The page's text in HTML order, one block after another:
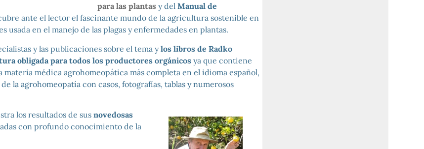
para las plantasy del Manual de
ante el lector el fascinante mundo de la agricultura sostenible en
usada en el manejo de las plagas y enfermedades en plantas.
y las publicaciones sobre el tema ylos libros de Radko
obligada para todos los productores orgánicosya que contiene
materia médica agrohomeopática más completa en el idioma español,
la agrohomeopatía con casos, fotografías, tablas y numerosos
los resultados de sus novedosas
con profundo conocimiento de la